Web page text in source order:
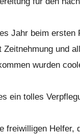
Jahr beim ersten
und
wurden
ein tolles
freiwilligen Helfer,